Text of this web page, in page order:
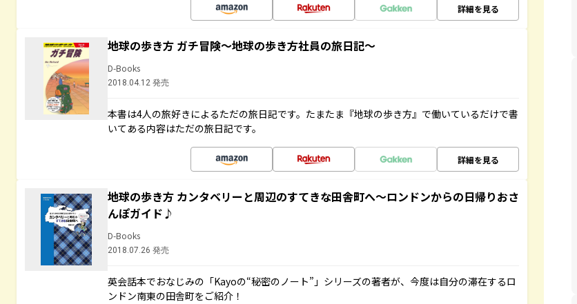
詳細を見る
地球の歩き方 ガチ冒険～地球の歩き方社員の旅日記～
D-Books
2018.04.12 発売
本書は4人の旅好きによるただの旅日記です。たまたま『地球の歩き方』で働いているだけで書
いてある内容はただの旅日記です。
詳細を見る
地球の歩き方 カンタベリーと周辺のすてきな田舎町へ～ロンドンからの日帰りおさ
んぽガイド♪
D-Books
2018.07.26 発売
英会話本でおなじみの「Kayoの“秘密のノート”」シリーズの著者が、今度は自分の滞在するロ
ンドン南東の田舎町をご紹介！